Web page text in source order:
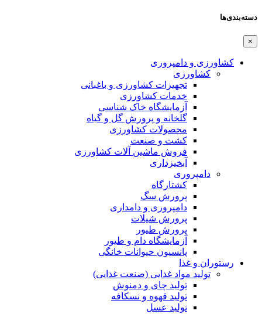
دسته‌بندی‌ها
×
کشاورزی و دامپروری
کشاورزی
تجهیزات کشاورزی و باغبانی
خدمات کشاورزی
آزمایشگاه خاک شناسی
گلخانه و پرورش گل و گیاه
محصولات کشاورزی
کشت و صنعت
فروش ماشین آلات کشاورزی
آبخیزداری
دامپروری
کشتارگاه
پرورش سگ
دامپروری و دامداری
پرورش شیلات
پرورش طیور
آزمایشگاه دام و طیور
پانسیون حیوانات خانگی
رستوران و غذا
تولید مواد غذایی (صنعت غذایی)
تولید چای و دمنوش
تولید قهوه و نسکافه
تولید عسل